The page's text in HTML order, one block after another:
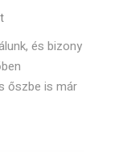
és bizony
őszbe is már